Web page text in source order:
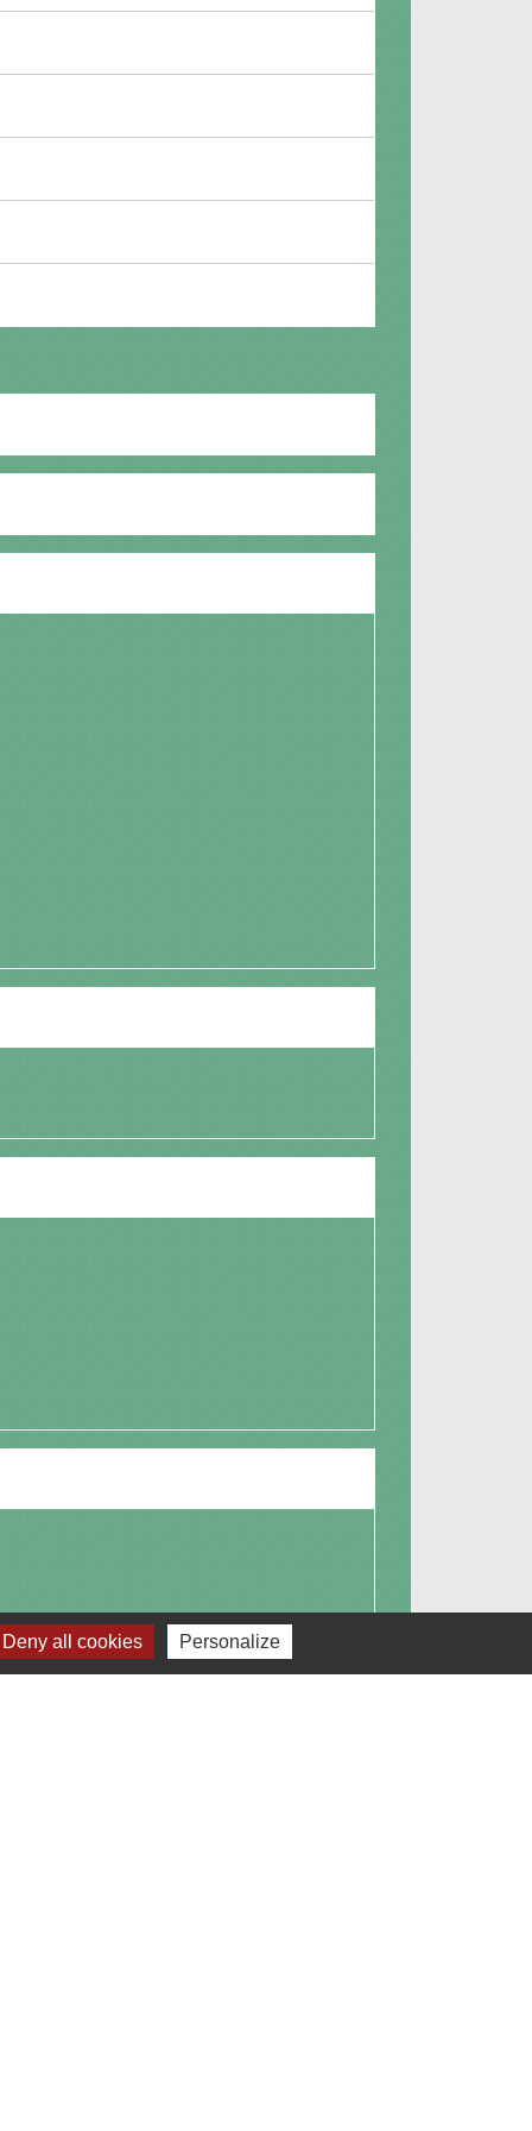
Signaler une erreur sur cette page
Deny all cookies Personalize